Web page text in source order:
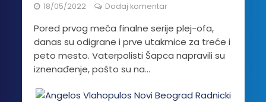
18/05/2022 Dodaj komentar
Pored prvog meča finalne serije plej-ofa,
danas su odigrane i prve utakmice za treće i
peto mesto. Vaterpolisti Šapca napravili su
iznenađenje, pošto su na...